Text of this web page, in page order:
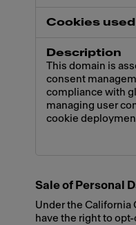
This domain is
consent
compliance with
managing user
cookie
Sale of Personal
Under the California
have the right to